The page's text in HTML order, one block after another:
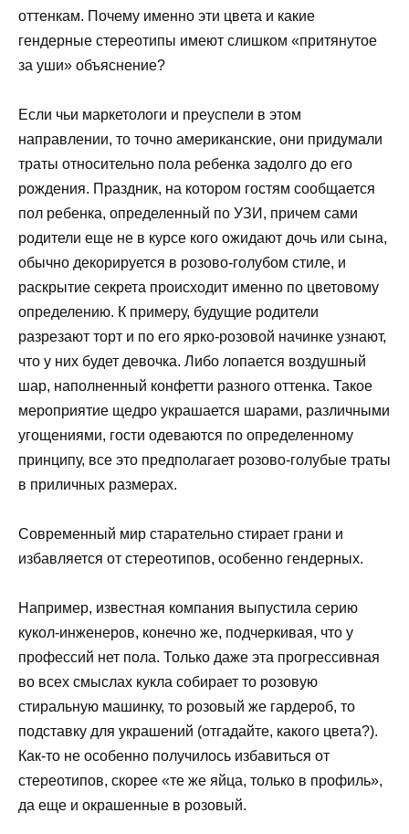
оттенкам. Почему именно эти цвета и какие
гендерные стереотипы имеют слишком «притянутое
за уши» объяснение?
Если чьи маркетологи и преуспели в этом
направлении, то точно американские, они придумали
траты относительно пола ребенка задолго до его
рождения. Праздник, на котором гостям сообщается
пол ребенка, определенный по УЗИ, причем сами
родители еще не в курсе кого ожидают дочь или сына,
обычно декорируется в розово-голубом стиле, и
раскрытие секрета происходит именно по цветовому
определению. К примеру, будущие родители
разрезают торт и по его ярко-розовой начинке узнают,
что у них будет девочка. Либо лопается воздушный
шар, наполненный конфетти разного оттенка. Такое
мероприятие щедро украшается шарами, различными
угощениями, гости одеваются по определенному
принципу, все это предполагает розово-голубые траты
в приличных размерах.
Современный мир старательно стирает грани и
избавляется от стереотипов, особенно гендерных.
Например, известная компания выпустила серию
кукол-инженеров, конечно же, подчеркивая, что у
профессий нет пола. Только даже эта прогрессивная
во всех смыслах кукла собирает то розовую
стиральную машинку, то розовый же гардероб, то
подставку для украшений (отгадайте, какого цвета?).
Как-то не особенно получилось избавиться от
стереотипов, скорее «те же яйца, только в профиль»,
да еще и окрашенные в розовый.